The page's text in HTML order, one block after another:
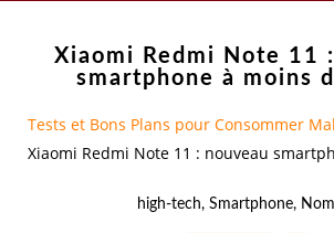
Xiaomi Redmi Note 11
smartphone à moins
Tests et Bons Plans pour Consommer
Xiaomi Redmi Note 11 : nouveau
high-tech, Smartphone,